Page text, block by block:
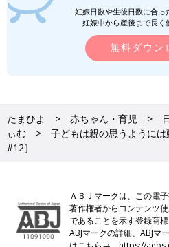
妊娠日数や生後日数に合っ
妊娠中から産後まで長く
無料ダウン
たまひよ 赤ちゃん・育児
ぃむ
子どもは親の思うように
#12］
ＡＢＪマークは、この電
著作権者からコンテンツ
であることを示す登録商
ABJマークの詳細、ABJマ